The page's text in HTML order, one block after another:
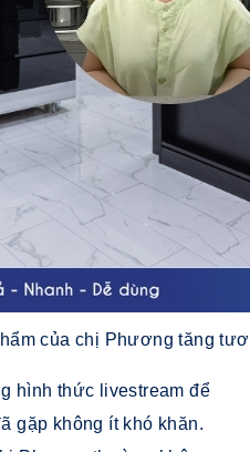
của chị Phương tăng
hình thức livestream để
gặp không ít khó khăn.